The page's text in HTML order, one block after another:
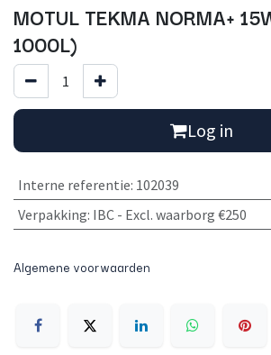
MOTUL TEKMA NORMA+
1000L)
Log in
Interne referentie: 102039
Verpakking: IBC - Excl. waarborg €250
Algemene voorwaarden